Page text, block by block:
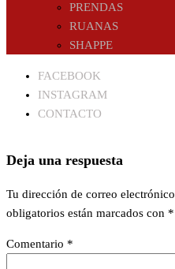
PRENDAS
RUANAS
SHAPPE
FACEBOOK
INSTAGRAM
CONTACTO
Deja una respuesta
Tu dirección de correo
obligatorios están marcados con *
Comentario *